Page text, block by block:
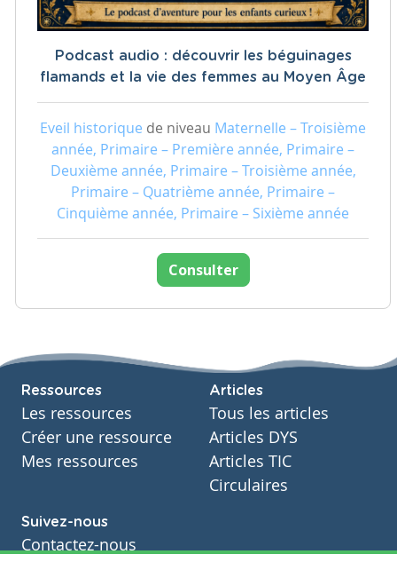
Podcast audio : découvrir les béguinages
flamands et la vie des femmes au Moyen Âge
Eveil historique de niveau Maternelle – Troisième
année, Primaire – Première année, Primaire –
Deuxième année, Primaire – Troisième année,
Primaire – Quatrième année, Primaire –
Cinquième année, Primaire – Sixième année
Consulter
Ressources
Les ressources
Créer une ressource
Mes ressources
Articles
Tous les articles
Articles DYS
Articles TIC
Circulaires
Suivez-nous
Contactez-nous